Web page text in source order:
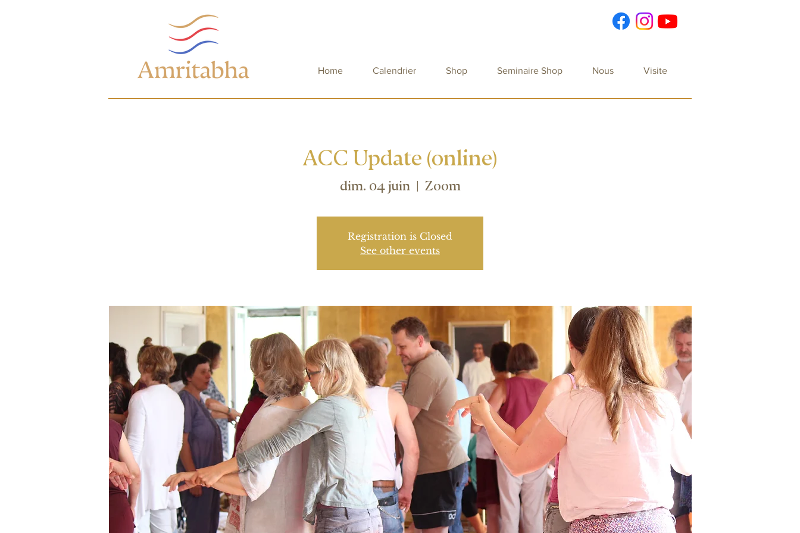
Home Calendrier Shop Seminaire Shop Nous Visite
ACC Update (online)
dim. 04 juin
  |
Zoom
Registration is Closed
See other events